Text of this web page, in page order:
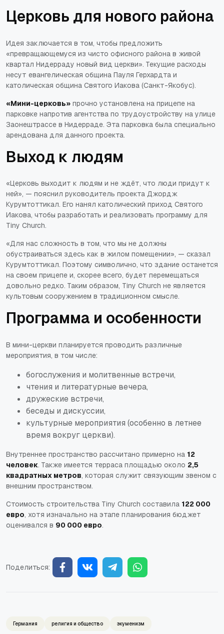
Церковь для нового района
Идея заключается в том, чтобы предложить
«превращающемуся из чисто офисного района в живой
квартал Нидерраду новый вид церкви». Текущие расходы
несут евангелическая община Пауля Герхардта и
католическая община Святого Иакова (Санкт-Якобус).
«Мини-церковь» прочно установлена на прицепе на
парковке напротив агентства по трудоустройству на улице
Заонештрассе в Нидерраде. Эта парковка была специально
арендована для данного проекта.
Выход к людям
«Церковь выходит к людям и не ждёт, что люди придут к
ней», — пояснил руководитель проекта Джордж
Курумтоттикал. Его нанял католический приход Святого
Иакова, чтобы разработать и реализовать программу для
Tiny Church.
«Для нас сложность в том, что мы не должны
обустраиваться здесь как в жилом помещении», — сказал
Курумтоттикал. Поэтому символично, что здание останется
на своем прицепе и, скорее всего, будет перемещаться
довольно редко. Таким образом, Tiny Church не является
культовым сооружением в традиционном смысле.
Программа и особенности
В мини-церкви планируется проводить различные
мероприятия, в том числе:
богослужения и молитвенные встречи,
чтения и литературные вечера,
дружеские встречи,
беседы и дискуссии,
культурные мероприятия (особенно в летнее
время вокруг церкви).
Внутреннее пространство рассчитано примерно на 12
человек. Также имеется терраса площадью около 2,5
квадратных метров, которая служит связующим звеном с
внешним пространством.
Стоимость строительства Tiny Church составила 122 000
евро, хотя изначально на этапе планирования бюджет
оценивался в 90 000 евро.
Поделиться:
Германия религия и общество экуменизм